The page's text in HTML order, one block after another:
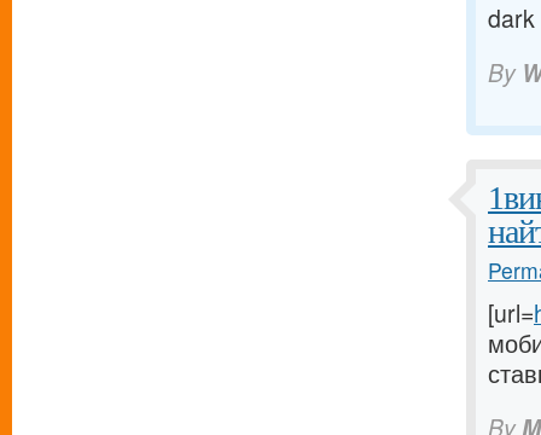
By
[url=
By